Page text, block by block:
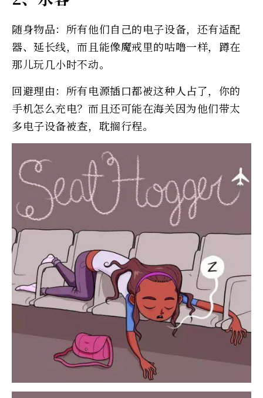
随身物品：所有他们自己的电子设备，还有适配
器、延长线，而且能像魔戒里的咕噜一样，蹲在
那儿玩几小时不动。
回避理由：所有电源插口都被这种人占了，你的
手机怎么充电？而且还可能在海关因为他们带太
多电子设备被查，耽搁行程。